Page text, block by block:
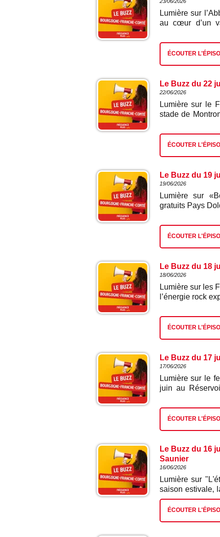
Lumière sur
au cœur d’un
français.
tout l’été une
patrimoine et
Eric Viellard,
ÉCOUTER
Le Buzz du 22
22/06/2026
Lumière sur le
stade de
partage avec
hommage à
garantie dès
communication
ÉCOUTER
Le Buzz du 19
19/06/2026
Lumière sur
gratuits Pays
culture,
territoire
nous emmène
Amiot, créateur
ÉCOUTER
Le Buzz du 18
18/06/2026
Lumière sur les
l’énergie rock
fins et rugueux à
single extrait de
Fallen Lillies
Landresse,
Paille à
dernière de
25 juillet à
Haute-Saône le
la Rodia le 24
ÉCOUTER
Le Buzz du 17
17/06/2026
Lumière sur le
juin au
urbaines !
performances
dans le cadre
publics autour
découvre le
la compagnie
ÉCOUTER
Le Buzz du 16
Saunier
16/06/2026
Lumière sur
saison estivale,
riche, festive et
visiteurs autour
les temps forts
ÉCOUTER